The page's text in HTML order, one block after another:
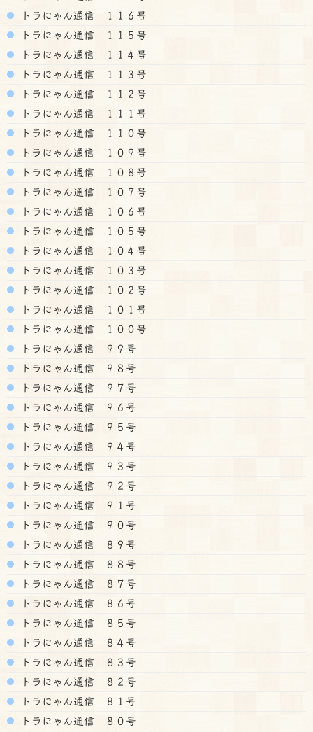
トラにゃん通信 １１６号
トラにゃん通信 １１５号
トラにゃん通信 １１４号
トラにゃん通信 １１３号
トラにゃん通信 １１２号
トラにゃん通信 １１１号
トラにゃん通信 １１０号
トラにゃん通信 １０９号
トラにゃん通信 １０８号
トラにゃん通信 １０７号
トラにゃん通信 １０６号
トラにゃん通信 １０５号
トラにゃん通信 １０４号
トラにゃん通信 １０３号
トラにゃん通信 １０２号
トラにゃん通信 １０１号
トラにゃん通信 １００号
トラにゃん通信 ９９号
トラにゃん通信 ９８号
トラにゃん通信 ９７号
トラにゃん通信 ９６号
トラにゃん通信 ９５号
トラにゃん通信 ９４号
トラにゃん通信 ９３号
トラにゃん通信 ９２号
トラにゃん通信 ９１号
トラにゃん通信 ９０号
トラにゃん通信 ８９号
トラにゃん通信 ８８号
トラにゃん通信 ８７号
トラにゃん通信 ８６号
トラにゃん通信 ８５号
トラにゃん通信 ８４号
トラにゃん通信 ８３号
トラにゃん通信 ８２号
トラにゃん通信 ８１号
トラにゃん通信 ８０号